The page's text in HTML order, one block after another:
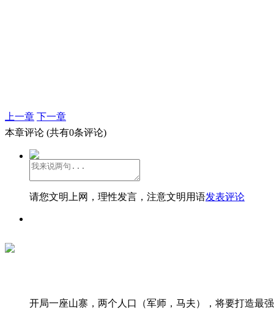
上一章 下一章
本章评论 (共有0条评论)
请您文明上网，理性发言，注意文明用语发表评论
开局一座山寨，两个人口（军师，马夫），将要打造最